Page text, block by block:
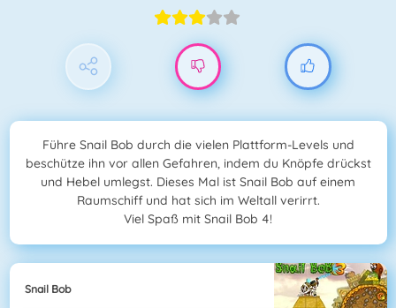
Führe Snail Bob durch die vielen Plattform-Levels und
beschütze ihn vor allen Gefahren, indem du Knöpfe drückst
und Hebel umlegst. Dieses Mal ist Snail Bob auf einem
Raumschiff und hat sich im Weltall verirrt.
Viel Spaß mit Snail Bob 4!
Snail Bob